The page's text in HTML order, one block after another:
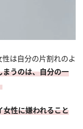
は自分の片割れのよ
まうのは、自分の一
女性に嫌われること